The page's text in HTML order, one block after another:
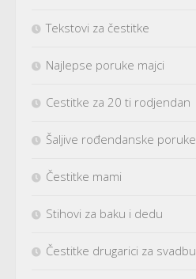
Tekstovi za čestitke
Najlepse poruke majci
Cestitke za 20 ti rodjendan
Šaljive rođendanske poruke
Čestitke mami
Stihovi za baku i dedu
Čestitke drugarici za svadbu